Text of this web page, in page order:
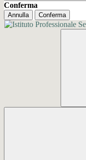
Conferma
Annulla Conferma